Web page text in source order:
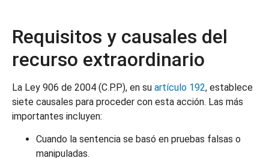
Requisitos y causales del
recurso extraordinario
La Ley 906 de 2004 (C.P.P), en su artículo 192, establece
siete causales para proceder con esta acción. Las más
importantes incluyen:
Cuando la sentencia se basó en pruebas falsas o
manipuladas.